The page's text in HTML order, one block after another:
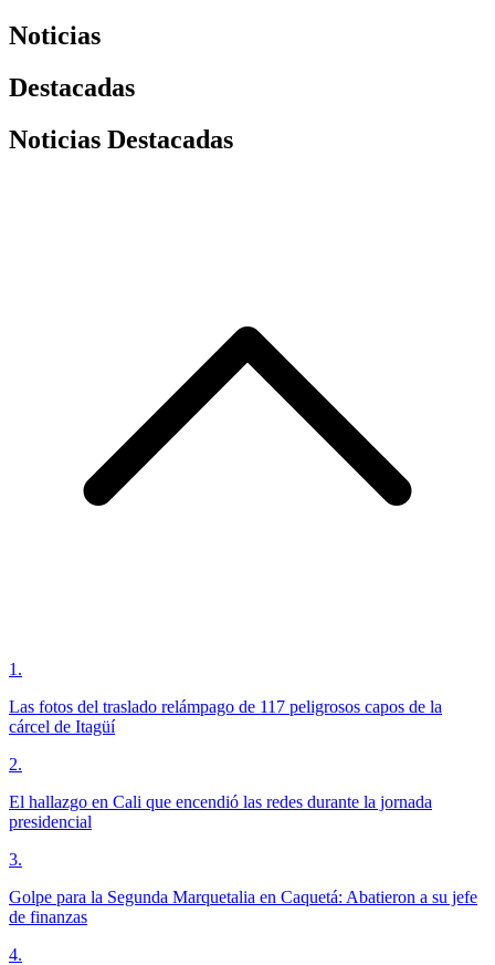
Noticias
Destacadas
Noticias Destacadas
1 .
Las fotos del traslado relámpago de 117 peligrosos capos de la
cárcel de Itagüí
2.
El hallazgo en Cali que encendió las redes durante la jornada
presidencial
3.
Golpe para la Segunda Marquetalia en Caquetá: Abatieron a su jefe
de finanzas
4.